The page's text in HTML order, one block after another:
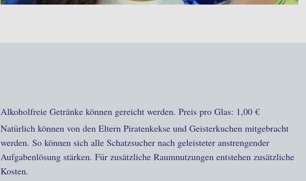
Alkoholfreie Getränke können gereicht werden. Preis pro Glas: 1,00 €
Natürlich können von den Eltern Piratenkekse und Geisterkuchen mitgebracht
werden. So können sich alle Schatzsucher nach geleisteter anstrengender
Aufgabenlösung stärken. Für zusätzliche Raumnutzungen entstehen zusätzliche
Kosten.